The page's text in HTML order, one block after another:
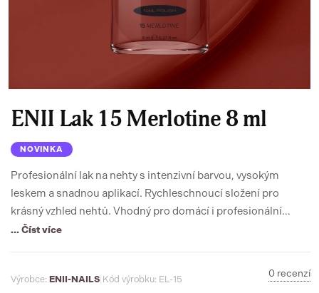
ENII Lak 15 Merlotine 8 ml
NOVINKA
Profesionální lak na nehty s intenzivní barvou, vysokým
leskem a snadnou aplikací. Rychleschnoucí složení pro
krásný vzhled nehtů. Vhodný pro domácí i profesionální
použití.
... Číst více
Výrobce: ENII-NAILS Kód výrobku: EL-15
0 recenzí